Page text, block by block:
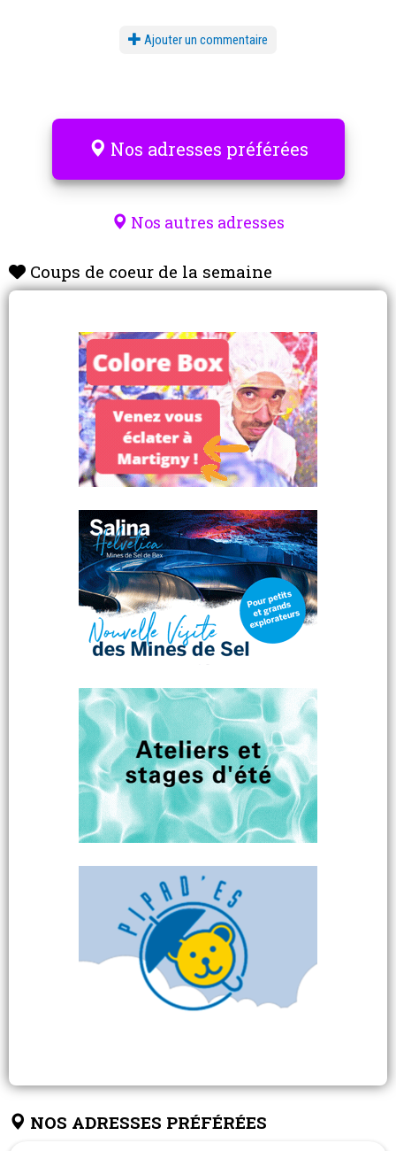
Ajouter un commentaire
Nos adresses préférées
Nos autres adresses
Coups de coeur de la semaine
NOS ADRESSES PRÉFÉRÉES